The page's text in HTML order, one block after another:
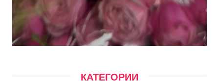
КАТЕГОРИИ